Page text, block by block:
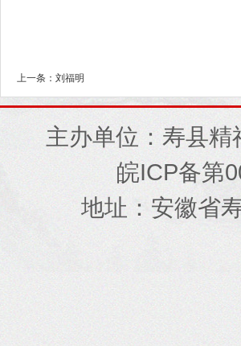
上一条：刘福明
主办单位：寿县
皖ICP备第
地址 ： 安徽省